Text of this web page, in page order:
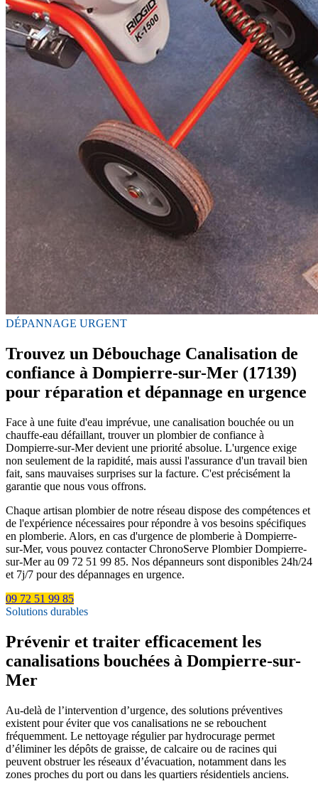
DÉPANNAGE URGENT
Trouvez un Débouchage Canalisation de
confiance à Dompierre-sur-Mer (17139)
pour réparation et dépannage en urgence
Face à une fuite d'eau imprévue, une canalisation bouchée ou un
chauffe-eau défaillant, trouver un plombier de confiance à
Dompierre-sur-Mer devient une priorité absolue. L'urgence exige
non seulement de la rapidité, mais aussi l'assurance d'un travail bien
fait, sans mauvaises surprises sur la facture. C'est précisément la
garantie que nous vous offrons.
Chaque artisan plombier de notre réseau dispose des compétences et
de l'expérience nécessaires pour répondre à vos besoins spécifiques
en plomberie. Alors, en cas d'urgence de plomberie à Dompierre-
sur-Mer, vous pouvez contacter ChronoServe Plombier Dompierre-
sur-Mer au 09 72 51 99 85. Nos dépanneurs sont disponibles 24h/24
et 7j/7 pour des dépannages en urgence.
09 72 51 99 85
Solutions durables
Prévenir et traiter efficacement les
canalisations bouchées à Dompierre-sur-
Mer
Au-delà de l’intervention d’urgence, des solutions préventives
existent pour éviter que vos canalisations ne se rebouchent
fréquemment. Le nettoyage régulier par hydrocurage permet
d’éliminer les dépôts de graisse, de calcaire ou de racines qui
peuvent obstruer les réseaux d’évacuation, notamment dans les
zones proches du port ou dans les quartiers résidentiels anciens.